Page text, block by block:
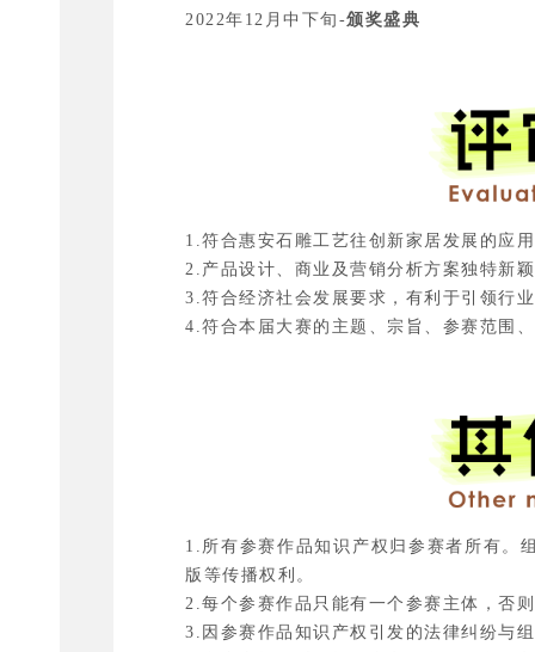
2022年12月中下旬-颁奖盛典
1.符合惠安石雕工艺往创新家居发展的应
2.产品设计、商业及营销分析方案独特新
3.符合经济社会发展要求，有利于引领行
4.符合本届大赛的主题、宗旨、参赛范围
1.所有参赛作品知识产权归参赛者所有。
版等传播权利。
2.每个参赛作品只能有一个参赛主体，否
3.因参赛作品知识产权引发的法律纠纷与